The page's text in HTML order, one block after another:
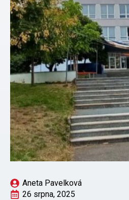
Aneta Pavelková
26 srpna, 2025